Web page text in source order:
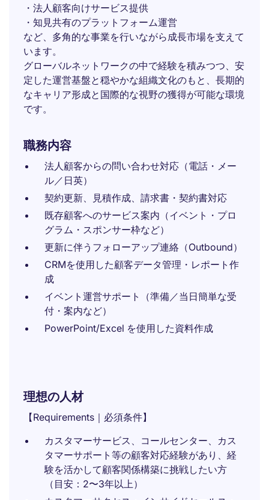
・法人顧客向けサービス提供
・知見共有のプラットフォーム運営
など、多角的な事業を行いながら成長市場を支えて
います。
グローバルネットワークの中で経験を積みつつ、安
定した運営基盤と穏やかな組織文化のもと、長期的
なキャリア形成と国際的な視野の獲得が可能な環境
です。
職務内容
法人顧客からの問い合わせ対応（電話・メー
ル／日英）
契約更新、見積作成、請求書・契約書対応
既存顧客へのサービス案内（イベント・プロ
グラム・スポンサー枠など）
更新に伴うフォローアップ連絡（Outbound）
CRMを使用した顧客データ管理・レポート作
成
イベント運営サポート（準備／当日簡単な受
付・案内など）
PowerPoint/Excel を使用した資料作成
理想の人材
【Requirements｜必須条件】
カスタマーサービス、コールセンター、カス
タマーサポート等の顧客対応経験があり、経
験を活かして顧客関係構築に挑戦したい方
（目安：2〜3年以上）